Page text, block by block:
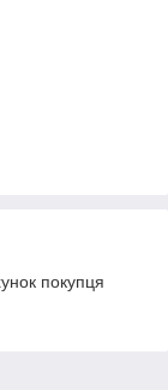
покупця